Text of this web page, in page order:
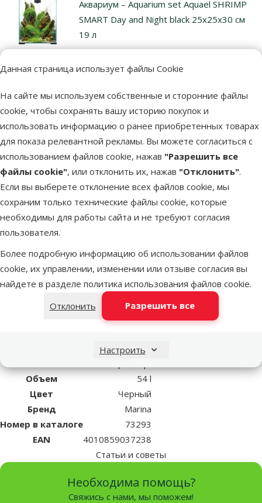
Данная страница использует файлы Cookie
На сайте мы используем собственные и сторонние файлы
cookie, чтобы сохранять вашу историю покупок и
использовать информацию о ранее приобретенных товарах
для показа релевантной рекламы. Вы можете согласиться с
использованием файлов cookie, нажав "Разрешить все
файлы cookie", или отклонить их, нажав "Отклонить".
Если вы выберете отклонение всех файлов cookie, мы
сохраним только технические файлы cookie, которые
необходимы для работы сайта и не требуют согласия
пользователя.
Более подробную информацию об использовании файлов
cookie, их управлении, изменении или отзыве согласия вы
найдете в разделе политика использования файлов cookie.
Отклонить
Разрешить все
Настроить
Аквариум – Aquarium set Aquael SHRIMP
SMART Day and Night black 25x25x30 см
19 л
Цена
71,99 €
Новинка!
Бесплатная доставка
В
Другие подобные продукты
Аквариум - MARINA Basic, 60x30x30см (54л)
Описание Параметры
В начало страницы
superzoo.product.detail.content
Аквариум - MARINA Basic
Полностью оборудованный аквариум с крышкой. Набор
включает в себя освещение, система фильтрации Jet 80 и
Размеры: 60 х 30 х 30 см
Объем
54 l
Цвет
Черный
Бренд
Marina
Номер в каталоге
73293
EAN
4010859037238
Статьи и советы
Необходима помощь?
Свяжись с нами, мы поможем!